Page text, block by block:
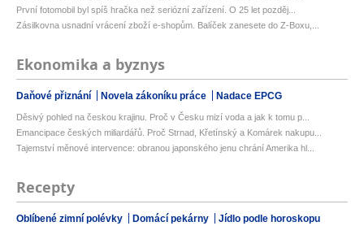
První fotomobil byl spíš hračka než seriózní zařízení. O 25 let pozděj...
Zásilkovna usnadní vrácení zboží e-shopům. Balíček zanesete do Z-Boxu,...
Ekonomika a byznys
Daňové přiznání Novela zákoníku práce Nadace EPCG
Děsivý pohled na českou krajinu. Proč v Česku mizí voda a jak k tomu p...
Emancipace českých miliardářů. Proč Strnad, Křetínský a Komárek nakupu...
Tajemství měnové intervence: obranou japonského jenu chrání Amerika hl...
Recepty
Oblíbené zimní polévky Domácí pekárny Jídlo podle horoskopu